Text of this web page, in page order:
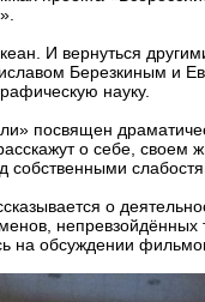
И вернуться
Березкиным и
науку.
посвящен
о себе, своем
собственными
о
на обсуждении